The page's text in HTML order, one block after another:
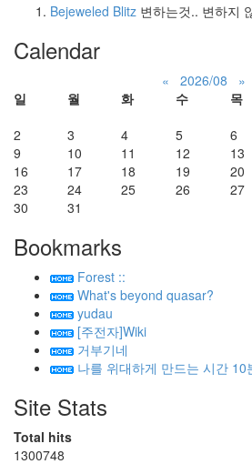
Bejeweled Blitz 변하는것.. 변하지
Calendar
« 2026/08
»
일
월 화 수 목
2
3 4 5 6
9
10 11 12 13
16
17 18 19 20
23
24 25 26 27
30
31
Bookmarks
Forest ::
What's beyond quasar?
yudau
[주전자]Wiki
거부기네
나를 위대하게 만드는 시간 10
Site Stats
Total hits
1300748